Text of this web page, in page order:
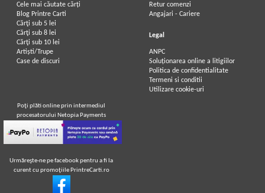
Cele mai căutate cărți
Blog Printre Carti
Cărţi sub 5 lei
Cărţi sub 8 lei
Cărţi sub 10 lei
Artiști/Trupe
Case de discuri
Retur comenzi
Angajari - Cariere
Legal
ANPC
Soluționarea online a litigiilor
Politica de confidentialitate
Termeni si conditii
Utilizare cookie-uri
Poţi plăti online prin intermediul
procesatorului Netopia Payments
Urmăreşte-ne pe facebook pentru a fi la
curent cu promoţiile PrintreCarti.ro